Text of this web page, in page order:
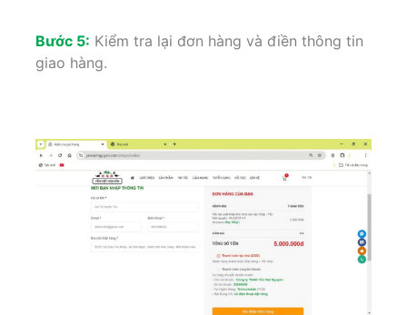
Bước 5: Kiểm tra lại đơn hàng và điền thông tin
giao hàng.